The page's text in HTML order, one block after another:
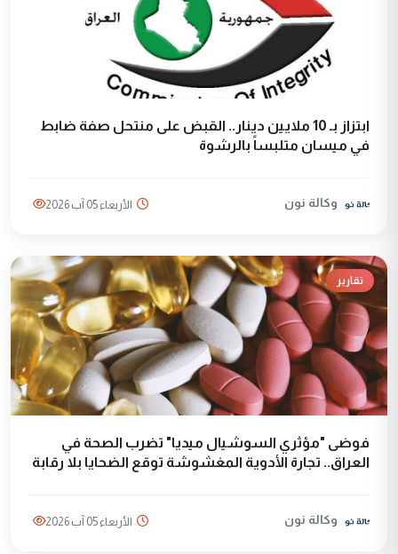
ابتزاز بـ 10 ملايين دينار.. القبض على منتحل صفة ضابط
في ميسان متلبساً بالرشوة
وكالة نون الأربعاء 05 آب 2026
تقارير
فوضى "مؤثري السوشيال ميديا" تضرب الصحة في
العراق.. تجارة الأدوية المغشوشة توقع الضحايا بلا رقابة
وكالة نون الأربعاء 05 آب 2026